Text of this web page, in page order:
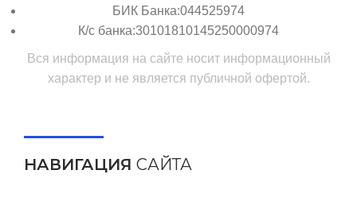
БИК Банка:044525974
К/с банка:30101810145250000974
Вся информация на сайте носит информационный
характер и не является публичной офертой.
НАВИГАЦИЯ САЙТА